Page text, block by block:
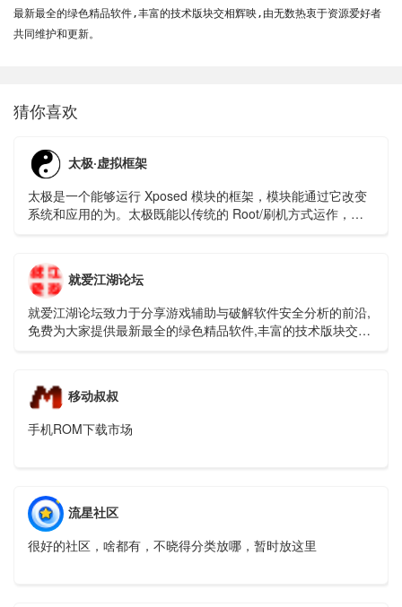
最新最全的绿色精品软件,丰富的技术版块交相辉映,由无数热衷于资源爱好者
共同维护和更新。
猜你喜欢
太极·虚拟框架
太极是一个能够运行 Xposed 模块的框架，模块能通过它改变
系统和应用的为。太极既能以传统的 Root/刷机方式运作，也
就爱江湖论坛
就爱江湖论坛致力于分享游戏辅助与破解软件安全分析的前沿,
免费为大家提供最新最全的绿色精品软件,丰富的技术版块交相
移动叔叔
手机ROM下载市场
流星社区
很好的社区，啥都有，不晓得分类放哪，暂时放这里